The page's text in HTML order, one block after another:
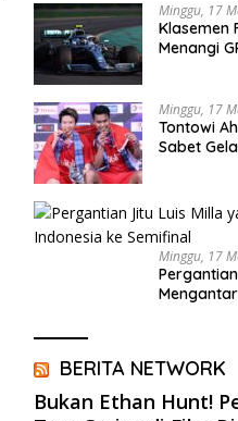
Minggu, 17
Klasemen
Menangi
Minggu, 17
Tontowi
Sabet
Minggu, 17
BERITA NETWORK
Bukan Ethan Hunt!